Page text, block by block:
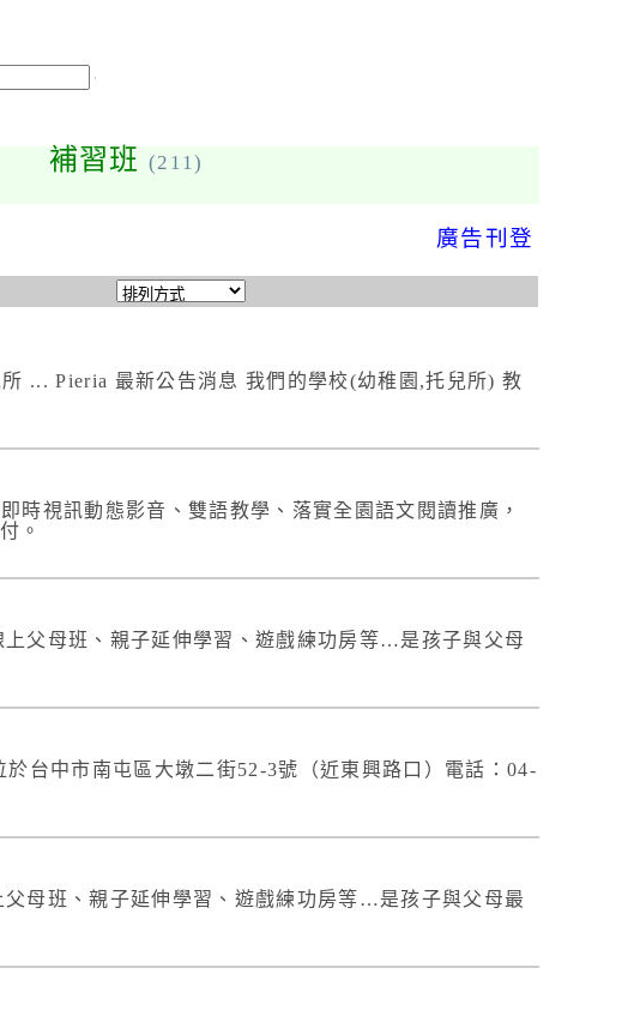
補習班 (211)
廣告刊登
... Pieria 最新公告消息 我們的學校(幼稚園,托兒所) 教
時視訊動態影音、雙語教學、落實全園語文閱讀推廣，
。
父母班、親子延伸學習、遊戲練功房等…是孩子與父母
台中市南屯區大墩二街52-3號（近東興路口）電話：04-
母班、親子延伸學習、遊戲練功房等…是孩子與父母最